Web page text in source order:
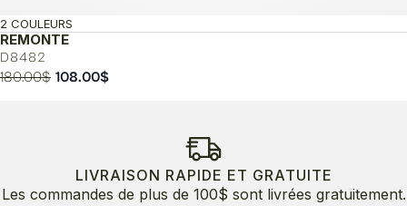
REMONTE
D8482
2 COULEURS
180.00$ Le
108.00$Le
LIVRAISON RAPIDE ET GRATUITE
Les commandes de plus de 100$ sont livrées gratuitement.